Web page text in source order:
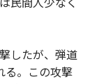
したが、弾道
る。この攻撃